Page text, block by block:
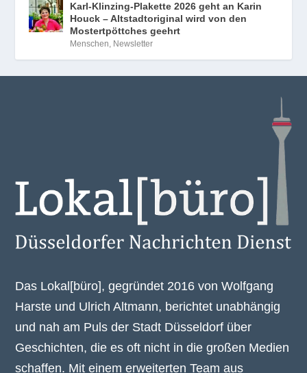
Karl-Klinzing-Plakette 2026 geht an Karin
Houck – Altstadtoriginal wird von den
Mostertpöttches geehrt
Menschen, Newsletter
Das Lokal[büro], gegründet 2016 von Wolfgang
Harste und Ulrich Altmann, berichtet unabhängig
und nah am Puls der Stadt Düsseldorf über
Geschichten, die es oft nicht in die großen Medien
schaffen. Mit einem erweiterten Team aus